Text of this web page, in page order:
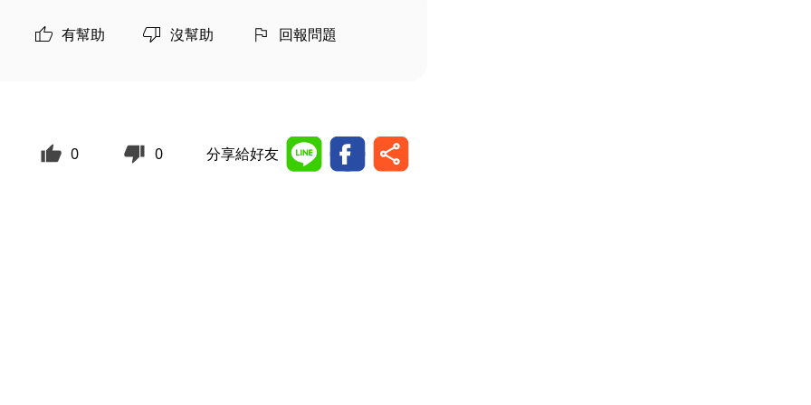
有幫助 沒幫助 回報問題
0 0 分享給好友